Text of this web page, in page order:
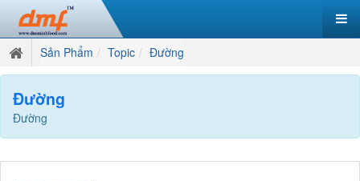
Sản Phẩm Topic Đường
Đường
Đường